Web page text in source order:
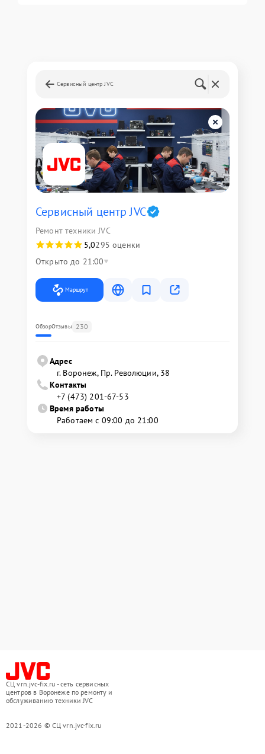
Сервисный центр JVC
Сервисный центр JVC
Ремонт техники JVC
5,0295 оценки
Открыто до 21:00
Маршрут
ОбзорОтзывы 230
Адрес
г. Воронеж, Пр. Революции, 38
Контакты
+7 (473) 201-67-53
Время работы
Работаем с 09:00 до 21:00
СЦ vrn.jvc-fix.ru - сеть сервисных
центров в Воронеже по ремонту и
обслуживанию техники JVC
2021-2026 © СЦ vrn.jvc-fix.ru